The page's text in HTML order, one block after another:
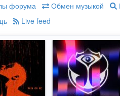
форума Обмен музыкой
Live feed